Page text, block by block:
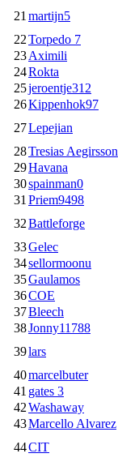
21 martijn5
22Torpedo 7
23Aximili
24Rokta
25jeroentje312
26Kippenhok97
27Lepejian
28Tresias Aegirsson
29Havana
30spainman0
31 Priem9498
32Battleforge
33Gelec
34sellormoonu
35Gaulamos
36COE
37Bleech
38Jonny11788
39lars
40marcelbuter
41 gates 3
42Washaway
43Marcello Alvarez
44CIT